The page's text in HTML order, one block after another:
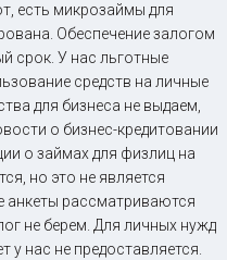
есть микрозаймы для
Обеспечение залогом
срок. У нас льготные
средств на личные
для бизнеса не выдаем,
о бизнес-кредитовании
о займах для физлиц на
но это не является
рассматриваются
не берем. Для личных нужд
нас не предоставляется.